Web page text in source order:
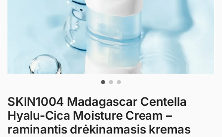
SKIN1004 Madagascar Centella
Hyalu-Cica Moisture Cream –
raminantis drėkinamasis kremas